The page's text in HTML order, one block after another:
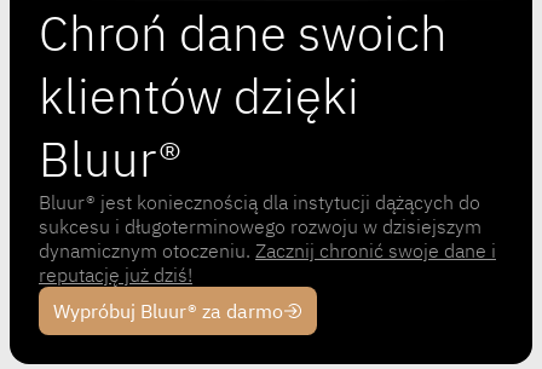
Chroń dane swoich
klientów dzięki
Bluur®
Bluur® jest koniecznością dla instytucji dążących do
sukcesu i długoterminowego rozwoju w dzisiejszym
dynamicznym otoczeniu. Zacznij chronić swoje dane i
reputację już dziś!
Wypróbuj Bluur® za darmo